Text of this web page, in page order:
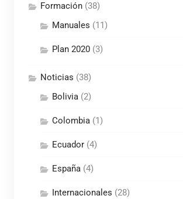
Formación(38)
Manuales (11)
Plan 2020(3)
Noticias (38)
Bolivia(2)
Colombia(1)
Ecuador(4)
España(4)
Internacionales (28)